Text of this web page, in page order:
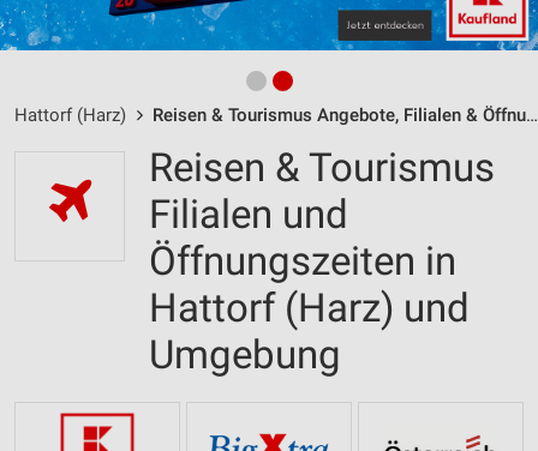
Hattorf (Harz) Reisen & Tourismus Angebote, Filialen & Öffnungszeiten
Reisen & Tourismus
Filialen und
Öffnungszeiten in
Hattorf (Harz) und
Umgebung